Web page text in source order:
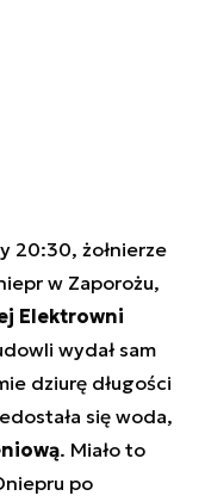
20:30, żołnierze
w Zaporożu,
Elektrowni
wydał sam
dziurę długości
się woda,
. Miało to
po